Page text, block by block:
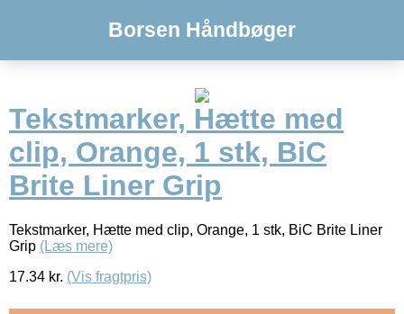
Borsen Håndbøger
Tekstmarker, Hætte med
clip, Orange, 1 stk, BiC
Brite Liner Grip
Tekstmarker, Hætte med clip, Orange, 1 stk, BiC Brite Liner
Grip (Læs mere)
17.34 kr. (Vis fragtpris)